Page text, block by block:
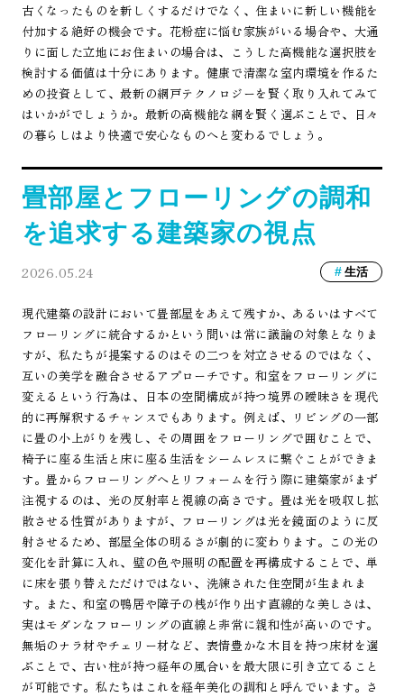
古くなったものを新しくするだけでなく、住まいに新しい機能を
付加する絶好の機会です。花粉症に悩む家族がいる場合や、大通
りに面した立地にお住まいの場合は、こうした高機能な選択肢を
検討する価値は十分にあります。健康で清潔な室内環境を作るた
めの投資として、最新の網戸テクノロジーを賢く取り入れてみて
はいかがでしょうか。最新の高機能な網を賢く選ぶことで、日々
の暮らしはより快適で安心なものへと変わるでしょう。
畳部屋とフローリングの調和
を追求する建築家の視点
2026.05.24 生活
現代建築の設計において畳部屋をあえて残すか、あるいはすべて
フローリングに統合するかという問いは常に議論の対象となりま
すが、私たちが提案するのはその二つを対立させるのではなく、
互いの美学を融合させるアプローチです。和室をフローリングに
変えるという行為は、日本の空間構成が持つ境界の曖昧さを現代
的に再解釈するチャンスでもあります。例えば、リビングの一部
に畳の小上がりを残し、その周囲をフローリングで囲むことで、
椅子に座る生活と床に座る生活をシームレスに繋ぐことができま
す。畳からフローリングへとリフォームを行う際に建築家がまず
注視するのは、光の反射率と視線の高さです。畳は光を吸収し拡
散させる性質がありますが、フローリングは光を鏡面のように反
射させるため、部屋全体の明るさが劇的に変わります。この光の
変化を計算に入れ、壁の色や照明の配置を再構成することで、単
に床を張り替えただけではない、洗練された住空間が生まれま
す。また、和室の鴨居や障子の桟が作り出す直線的な美しさは、
実はモダンなフローリングの直線と非常に親和性が高いのです。
無垢のナラ材やチェリー材など、表情豊かな木目を持つ床材を選
ぶことで、古い柱が持つ経年の風合いを最大限に引き立てること
が可能です。私たちはこれを経年美化の調和と呼んでいます。さ